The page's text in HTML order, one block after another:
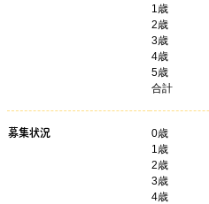
1歳
2歳
3歳
4歳
5歳
合計
募集状況 0歳
1歳
2歳
3歳
4歳